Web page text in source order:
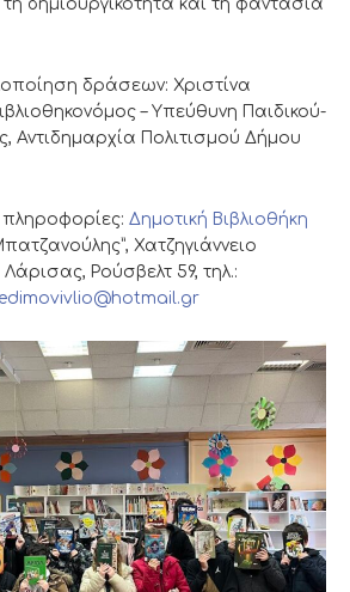
δημιουργικότητα και τη φαντασία
δράσεων: Χριστίνα
– Υπεύθυνη Παιδικού-
Αντιδημαρχία Πολιτισμού Δήμου
πληροφορίες: Δημοτική Βιβλιοθήκη
Χατζηγιάννειο
Λάρισας, Ρούσβελτ 59, τηλ.:
edimovivlio@hotmail.gr